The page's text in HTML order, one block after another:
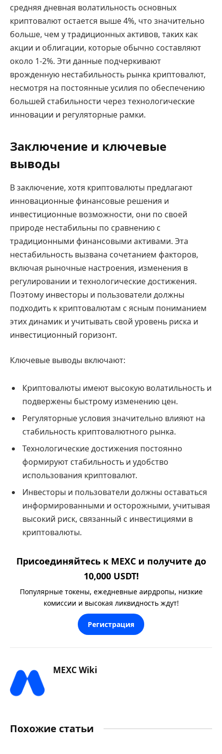
средняя дневная волатильность основных
криптовалют остается выше 4%, что значительно
больше, чем у традиционных активов, таких как
акции и облигации, которые обычно составляют
около 1-2%. Эти данные подчеркивают
врожденную нестабильность рынка криптовалют,
несмотря на постоянные усилия по обеспечению
большей стабильности через технологические
инновации и регуляторные рамки.
Заключение и ключевые
выводы
В заключение, хотя криптовалюты предлагают
инновационные финансовые решения и
инвестиционные возможности, они по своей
природе нестабильны по сравнению с
традиционными финансовыми активами. Эта
нестабильность вызвана сочетанием факторов,
включая рыночные настроения, изменения в
регулировании и технологические достижения.
Поэтому инвесторы и пользователи должны
подходить к криптовалютам с ясным пониманием
этих динамик и учитывать свой уровень риска и
инвестиционный горизонт.
Ключевые выводы включают:
Криптовалюты имеют высокую волатильность и
подвержены быстрому изменению цен.
Регуляторные условия значительно влияют на
стабильность криптовалютного рынка.
Технологические достижения постоянно
формируют стабильность и удобство
использования криптовалют.
Инвесторы и пользователи должны оставаться
информированными и осторожными, учитывая
высокий риск, связанный с инвестициями в
криптовалюты.
Присоединяйтесь к MEXC и получите до
10,000 USDT!
Популярные токены, ежедневные аирдропы, низкие
комиссии и высокая ликвидность ждут!
Регистрация
MEXC Wiki
Похожие статьи